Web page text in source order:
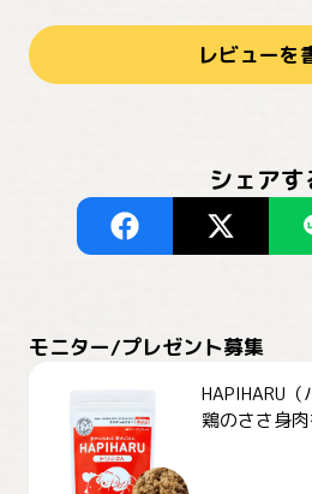
レビューを
シェアす
モニター/プレゼント募集
HAPIHARU
鶏のささ身